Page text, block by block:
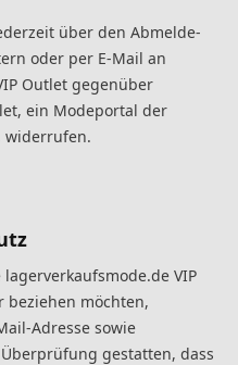
über den Abmelde-
oder per E-Mail an
Outlet gegenüber
ein Modeportal der
widerrufen.
VIP
beziehen möchten,
Adresse sowie
gestatten, dass